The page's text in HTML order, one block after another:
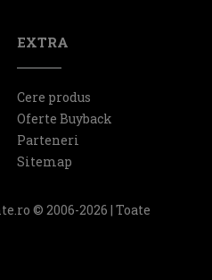
EXTRA
Cere produs
Oferte Buyback
Parteneri
Sitemap
© 2006-2026 | Toate